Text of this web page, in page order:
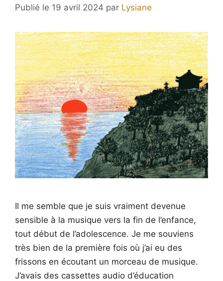
19 avril 2024 par Lysiane
Il me semble que je suis vraiment devenue
sensible à la musique vers la fin de l’enfance,
tout début de l’adolescence. Je me souviens
très bien de la première fois où j’ai eu des
frissons en écoutant un morceau de musique.
J’avais des cassettes audio d’éducation